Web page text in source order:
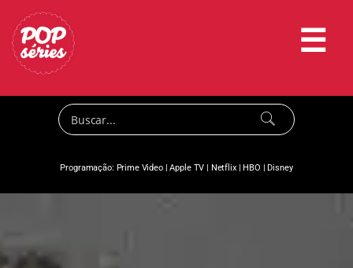
☰
Programação: Prime Video|Apple TV | Netflix|HBO |Disney